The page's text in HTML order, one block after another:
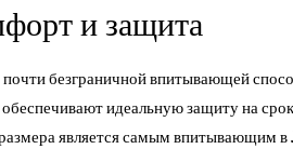
и защита
безграничной впитывающей
идеальную защиту на
является самым впитывающим в